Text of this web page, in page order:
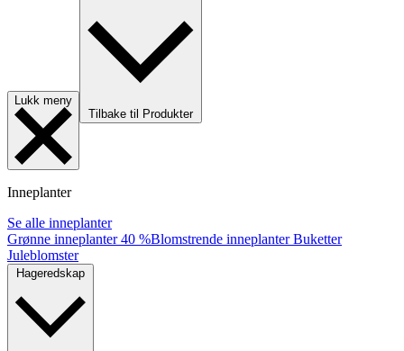
Lukk meny
Tilbake til Produkter
Inneplanter
Se alle inneplanter
Grønne inneplanter40 %Blomstrende inneplanterBuketter
Juleblomster